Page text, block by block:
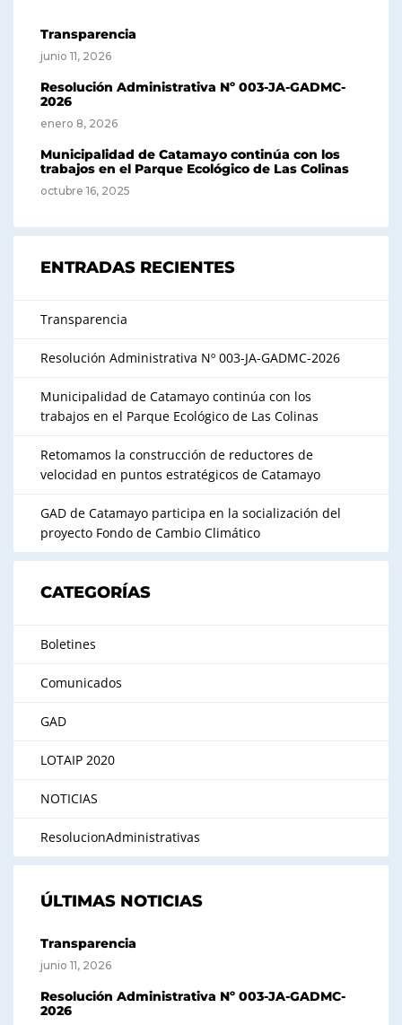
Transparencia
junio 11, 2026
Resolución Administrativa Nº 003-JA-GADMC-
2026
enero 8, 2026
Municipalidad de Catamayo continúa con los
trabajos en el Parque Ecológico de Las Colinas
octubre 16, 2025
ENTRADAS RECIENTES
Transparencia
Resolución Administrativa Nº 003-JA-GADMC-2026
Municipalidad de Catamayo continúa con los
trabajos en el Parque Ecológico de Las Colinas
Retomamos la construcción de reductores de
velocidad en puntos estratégicos de Catamayo
GAD de Catamayo participa en la socialización del
proyecto Fondo de Cambio Climático
CATEGORÍAS
Boletines
Comunicados
GAD
LOTAIP 2020
NOTICIAS
ResolucionAdministrativas
ÚLTIMAS NOTICIAS
Transparencia
junio 11, 2026
Resolución Administrativa Nº 003-JA-GADMC-
2026